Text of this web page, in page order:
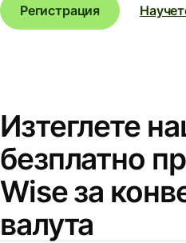
Регистрация
Изтеглете
безплатно
Wise за
валута